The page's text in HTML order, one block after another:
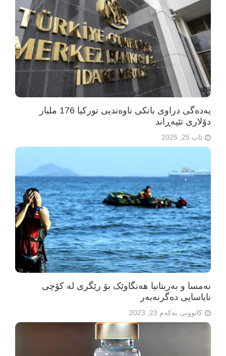
یەدەگی دراوی بانکی ناوەندیی تورکیا 176 ملیار
دۆلاری تێپەڕاند
ئاب 25, 2025
نەمسا و بەریتانیا هەنگاوێک بۆ رێگری لە کۆچی
نایاسایی دەگرنەبەر
کانوونی یەکەم 23, 2023